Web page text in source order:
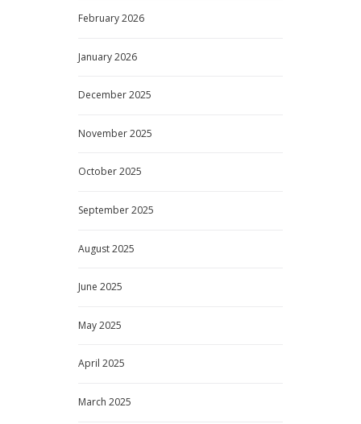
February2026
January2026
December2025
November2025
October2025
September2025
August2025
June 2025
May2025
April 2025
March 2025